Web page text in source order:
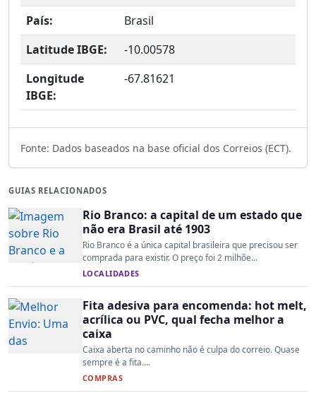
País:
Brasil
Latitude IBGE:
-10.00578
Longitude
IBGE:
-67.81621
Fonte: Dados baseados na base oficial dos Correios (ECT).
GUIAS RELACIONADOS
Rio Branco: a capital de um estado que
não era Brasil até 1903
Rio Branco é a única capital brasileira que precisou ser
comprada para existir. O preço foi 2 milhõe...
LOCALIDADES
Fita adesiva para encomenda: hot melt,
acrílica ou PVC, qual fecha melhor a
caixa
Caixa aberta no caminho não é culpa do correio. Quase
sempre é a fita....
COMPRAS